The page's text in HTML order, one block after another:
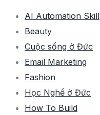
AI Automation Skill
Beauty
Cuộc sống ở Đức
Email Marketing
Fashion
Học Nghề ở Đức
How To Build